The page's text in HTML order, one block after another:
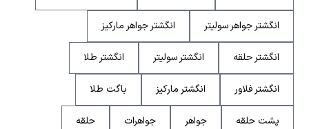
انگشتر جواهر سولیتر انگشتر جواهر مارکیز
انگشتر حلقه انگشتر سولیتر انگشتر طلا
انگشتر فلاور انگشتر مارکیز باگت طلا
پشت حلقه جواهر جواهرات حلقه